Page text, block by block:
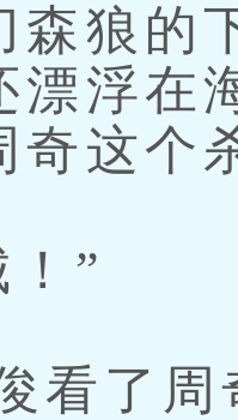
森狼的
漂浮在
奇这个
”
了周